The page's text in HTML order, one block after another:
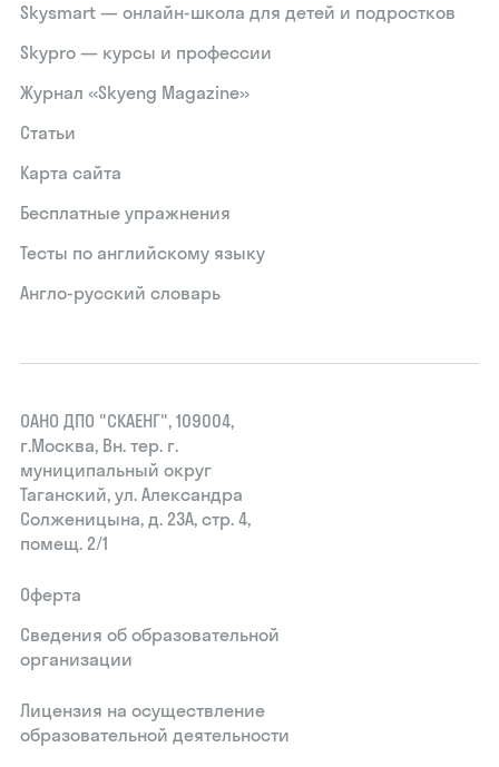
Skysmart — онлайн-школа для детей и подростков
Skypro — курсы и профессии
Журнал «Skyeng Magazine»
Статьи
Карта сайта
Бесплатные упражнения
Тесты по английскому языку
Англо-русский словарь
ОАНО ДПО "СКАЕНГ", 109004,
г.Москва, Вн. тер. г.
муниципальный округ
Таганский, ул. Александра
Солженицына, д. 23А, стр. 4,
помещ. 2/1
Оферта
Сведения об образовательной
организации
Лицензия на осуществление
образовательной деятельности